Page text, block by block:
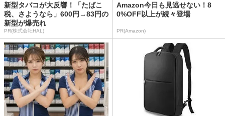
新型タバコが大反響！「たばこ
税、さようなら」600円→83円の
新型が爆売れ
PR(株式会社HAL)
Amazon今日も見逃せない！8
0%OFF以上が続々登場
PR(Amazon)